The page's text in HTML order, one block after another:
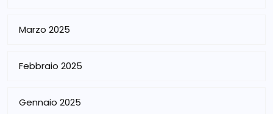
Marzo 2025
Febbraio 2025
Gennaio 2025